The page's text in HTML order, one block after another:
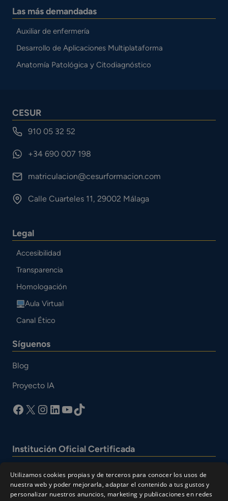
Las más demandadas
Auxiliar de enfermería
Desarrollo de Aplicaciones Multiplataforma
Anatomía Patológica y Citodiagnóstico
CESUR
910 05 32 52
+34 690 007 198
matriculacion@cesurformacion.com
Calle Cuarteles 11, 29002 Málaga
Legal
Accesibilidad
Transparencia
Homologación
Aula Virtual
Canal Ético
Síguenos
Blog
Proyecto IA
facebook
X Instagram
LinkedIn
YouTube
TikTok
Institución Oficial Certificada
Utilizamos cookies propias y de terceros para conocer los usos de
nuestra web y poder mejorarla, adaptar el contenido a tus gustos y
personalizar nuestros anuncios, marketing y publicaciones en redes